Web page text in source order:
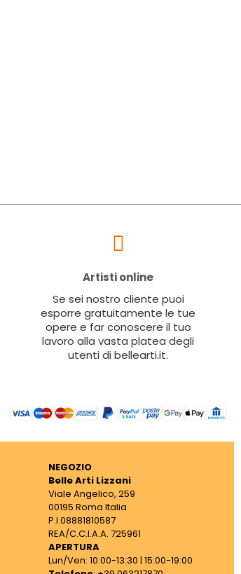
Artisti online
Se sei nostro cliente puoi
esporre gratuitamente le tue
opere e far conoscere il tuo
lavoro alla vasta platea degli
utenti di bellearti.it.
NEGOZIO
Belle Arti Lizzani
Viale Angelico, 259
00195 Roma Italia
P.I.08881810587
REA/C.C.I.A.A. 725961
APERTURA
Lun/Ven: 10:00-13:30 | 15:00-19:00